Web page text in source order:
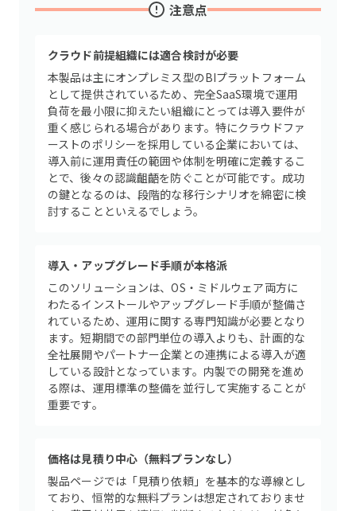
注意点
クラウド前提組織には適合検討が必要
本製品は主にオンプレミス型のBIプラットフォーム
として提供されているため、完全SaaS環境で運用
負荷を最小限に抑えたい組織にとっては導入要件が
重く感じられる場合があります。特にクラウドファ
ーストのポリシーを採用している企業においては、
導入前に運用責任の範囲や体制を明確に定義するこ
とで、後々の認識齟齬を防ぐことが可能です。成功
の鍵となるのは、段階的な移行シナリオを綿密に検
討することといえるでしょう。
導入・アップグレード手順が本格派
このソリューションは、OS・ミドルウェア両方に
わたるインストールやアップグレード手順が整備さ
れているため、運用に関する専門知識が必要となり
ます。短期間での部門単位の導入よりも、計画的な
全社展開やパートナー企業との連携による導入が適
している設計となっています。内製での開発を進め
る際は、運用標準の整備を並行して実施することが
重要です。
価格は見積り中心（無料プランなし）
製品ページでは「見積り依頼」を基本的な導線とし
ており、恒常的な無料プランは想定されておりませ